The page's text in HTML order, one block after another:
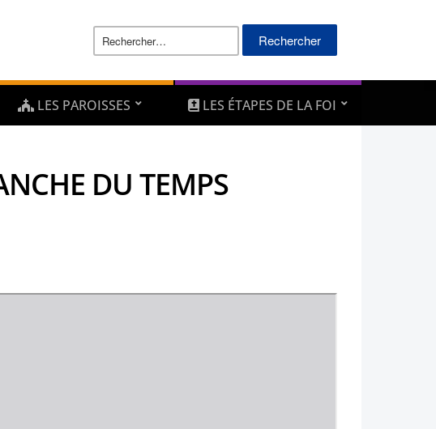
Rechercher :
LES PAROISSES LES ÉTAPES DE LA FOI
DU TEMPS